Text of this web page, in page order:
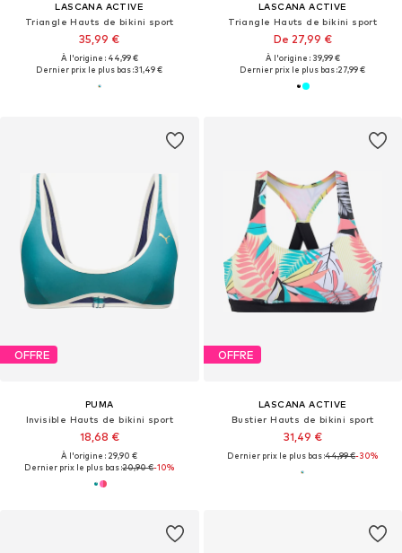
LASCANA ACTIVE
Triangle Hauts de bikini sport
35,99 €
À l'origine : 44,99 €
Dernier prix le plus bas :31,49 €
LASCANA ACTIVE
Triangle Hauts de bikini sport
De 27,99 €
À l'origine : 39,99 €
Dernier prix le plus bas :27,99 €
OFFRE
PUMA
Invisible Hauts de bikini sport
18,68 €
À l'origine : 29,90 €
Dernier prix le plus bas :20,90 €-10%
OFFRE
LASCANA ACTIVE
Bustier Hauts de bikini sport
31,49 €
Dernier prix le plus bas :44,99 €-30%